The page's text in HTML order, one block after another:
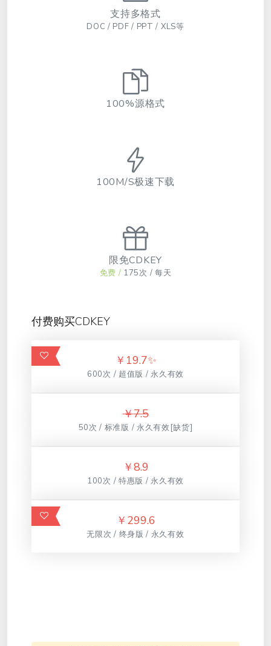
支持多格式
DOC / PDF / PPT / XLS等
100%源格式
100M/S极速下载
限免CDKEY
免费 / 175次 / 每天
付费购买CDKEY
￥ 19.7✨
600次 / 超值版 / 永久有效
￥7.5
50次 / 标准版 / 永久有效[缺货]
￥8.9
100次 / 特惠版 / 永久有效
￥ 299.6
无限次 / 终身版 / 永久有效